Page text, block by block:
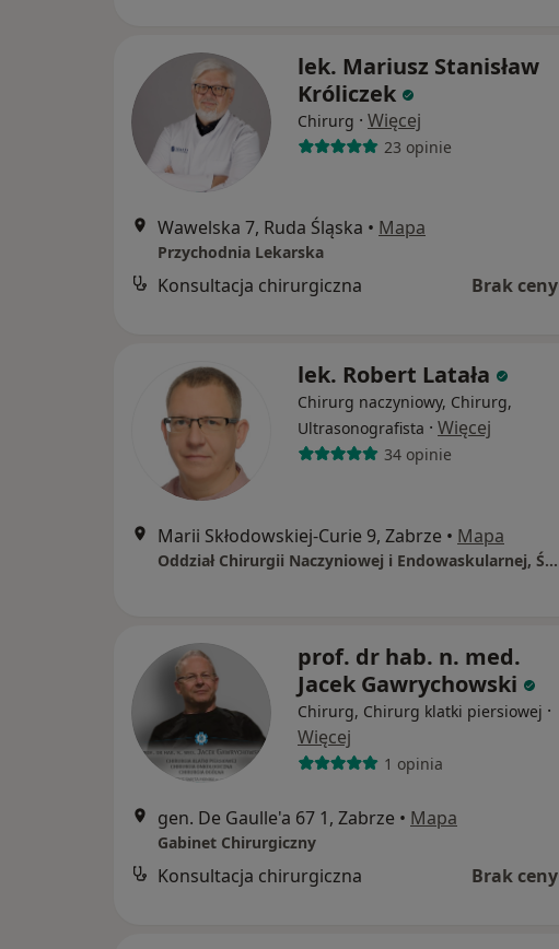
lek. Mariusz Stanisław
Króliczek
Chirurg · Więcej
23 opinie
Wawelska 7, Ruda Śląska • Mapa
Przychodnia Lekarska
Konsultacja chirurgiczna Brak ceny
lek. Robert Latała
Chirurg naczyniowy, Chirurg,
Ultrasonografista · Więcej
34 opinie
Marii Skłodowskiej-Curie 9, Zabrze • Mapa
Oddział Chirurgii Naczyniowej i Endowaskularnej, Śląskie Centrum Chorób Serca
prof. dr hab. n. med.
Jacek Gawrychowski
Chirurg, Chirurg klatki piersiowej ·
Więcej
1 opinia
gen. De Gaulle'a 67 1, Zabrze • Mapa
Gabinet Chirurgiczny
Konsultacja chirurgiczna Brak ceny